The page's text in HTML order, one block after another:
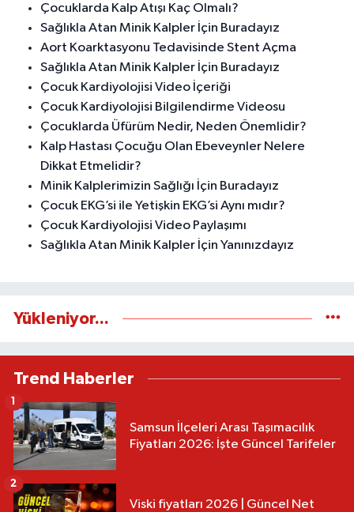
Çocuklarda Kalp Atışı Kaç Olmalı?
Sağlıkla Atan Minik Kalpler İçin Buradayız
Aort Koarktasyonu Tedavisinde Stent Açma
Sağlıkla Atan Minik Kalpler İçin Buradayız
Çocuk Kardiyolojisi Video İçeriği
Çocuk Kardiyolojisi Bilgilendirme Videosu
Çocuklarda Üfürüm Nedir, Neden Önemlidir?
Kalp Hastası Çocuğu Olan Ebeveynler Nelere
Dikkat Etmelidir?
Minik Kalplerimizin Sağlığı İçin Buradayız
Çocuk EKG’si ile Yetişkin EKG’si Aynı mıdır?
Çocuk Kardiyolojisi Video Paylaşımı
Sağlıkla Atan Minik Kalpler İçin Yanınızdayız
Yükleniyor...
Trend Haberler
Samsun İlçeleri Arası Taşımacılık
Fiyatları 2026: İşte Güncel Tarifeler
1
Viski fiyatları 2026 | Güncel Net
2